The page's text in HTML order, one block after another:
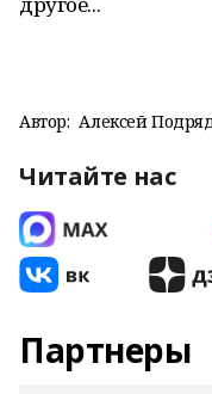
Автор: Алексей
Читайте нас
Партнеры